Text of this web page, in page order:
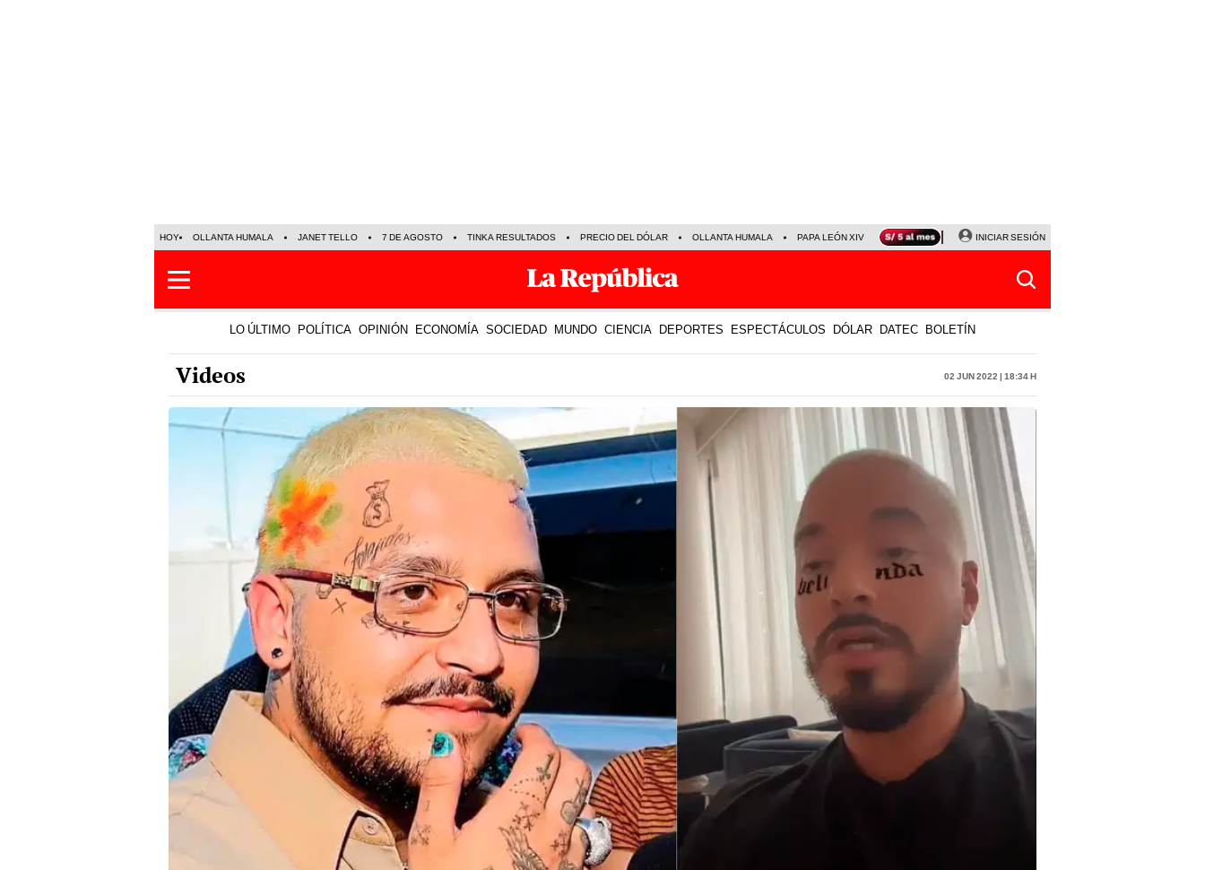
HOY OLLANTA HUMALA JANET TELLO 7 DE AGOSTO TINKA RESULTADOS PRECIO DEL DÓLAR OLLANTA HUMALA PAPA LEÓN XIV NALDY SALDAÑA LA BELLA LUZ
INICIAR SESIÓN
LO ÚLTIMO POLÍTICA OPINIÓN ECONOMÍA SOCIEDAD MUNDO CIENCIA DEPORTES ESPECTÁCULOS DÓLAR DATEC BOLETÍN
Videos 02 Jun 2022 | 18:34 h